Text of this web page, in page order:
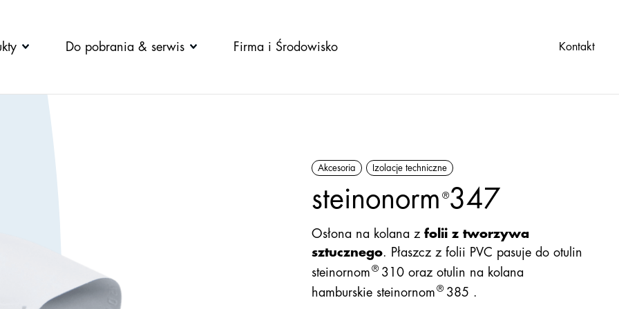
Do pobrania & serwis Firma i Środowisko Kontakt
Akcesoria Izolacje techniczne
steinonorm ®347
Osłona na kolana z folii z tworzywa
sztucznego. Płaszcz z folii PVC pasuje do otulin
steinornom ® 310 oraz otulin na kolana
hamburskie steinornom ® 385 .